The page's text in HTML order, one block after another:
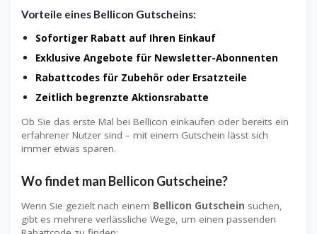
Vorteile eines Bellicon Gutscheins:
Sofortiger Rabatt auf Ihren Einkauf
Exklusive Angebote für Newsletter-Abonnenten
Rabattcodes für Zubehör oder Ersatzteile
Zeitlich begrenzte Aktionsrabatte
Ob Sie das erste Mal bei Bellicon einkaufen oder bereits ein
erfahrener Nutzer sind – mit einem Gutschein lässt sich
immer etwas sparen.
Wo findet man Bellicon Gutscheine?
Wenn Sie gezielt nach einem Bellicon Gutschein suchen,
gibt es mehrere verlässliche Wege, um einen passenden